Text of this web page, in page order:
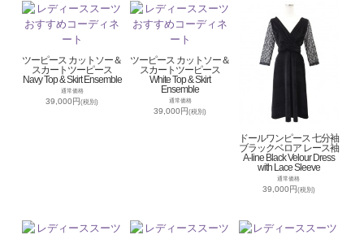
ツーピース カットソー＆
スカートツーピース
Navy Top & Skirt Ensemble
通常価格
39,000円(税別)
ツーピース カットソー＆
スカートツーピース
White Top & Skirt
Ensemble
通常価格
39,000円(税別)
ドールワンピース 七分袖
ブラックベロア レース袖
A-line Black Velour Dress
with Lace Sleeve
通常価格
39,000円(税別)